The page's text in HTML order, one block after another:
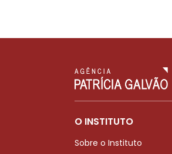
O INSTITUTO
Sobre o Instituto